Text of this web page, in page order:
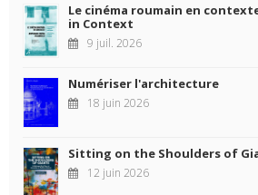
Le cinéma roumain en
in Context
9 juil. 2026
Numériser l'architecture
18 juin 2026
Sitting on the Shoulders of
12 juin 2026